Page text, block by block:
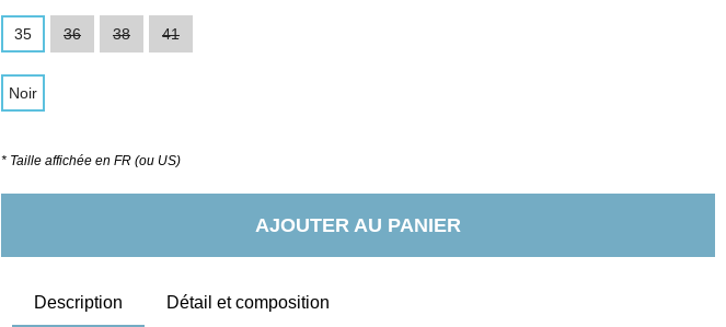
35 36 38 41
Noir
* Taille affichée en FR (ou US)
AJOUTER AU PANIER
Description Détail et composition